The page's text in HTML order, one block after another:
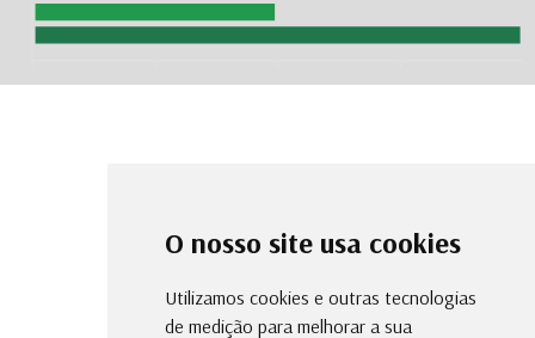
O nosso site usa cookies
Utilizamos cookies e outras tecnologias
de medição para melhorar a sua